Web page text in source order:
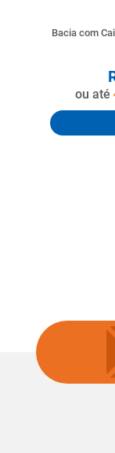
Bacia com
ou até